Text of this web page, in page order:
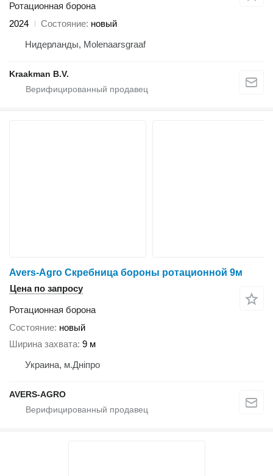
Ротационная борона
2024
Состояние новый
Нидерланды, Molenaarsgraaf
Kraakman B.V.
Avers-Agro Скребница бороны ротационной 9м
Цена по запросу
Ротационная борона
Состояние новый
Ширина захвата 9 м
Украина, м.Дніпро
AVERS-AGRO